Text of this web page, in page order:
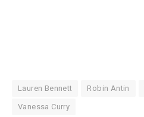
Lauren Bennett Robin Antin
Vanessa Curry